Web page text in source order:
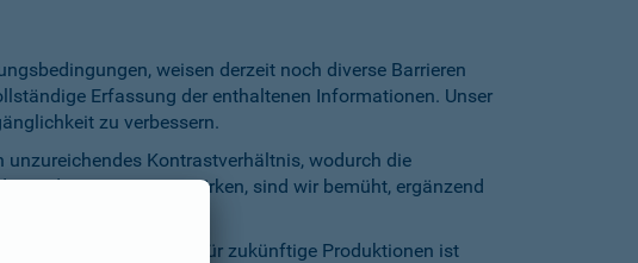
weisen derzeit noch diverse Barrieren
Erfassung der enthaltenen Informationen. Unser
zu verbessern.
unzureichendes Kontrastverhältnis, wodurch die
dem entgegenzuwirken, sind wir bemüht, ergänzend
einschränkt. Für zukünftige Produktionen ist